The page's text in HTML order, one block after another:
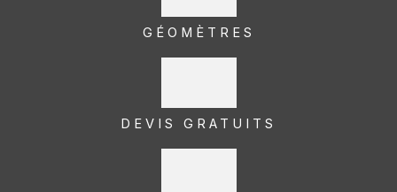
GÉOMÈTRES
DEVIS GRATUITS